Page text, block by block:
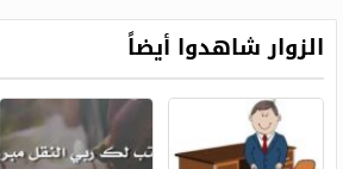
للزوج كريمالزوار شاهدوا أيضاً